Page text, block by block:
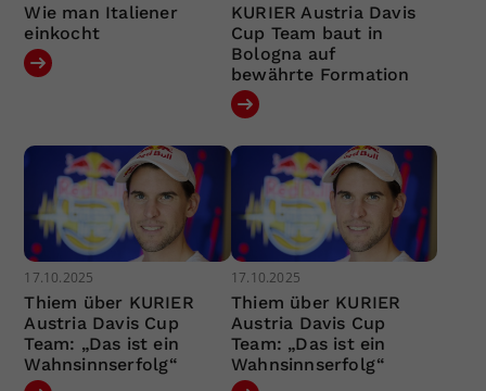
Wie man Italiener
einkocht
KURIER Austria Davis
Cup Team baut in
Bologna auf
bewährte Formation
17.10.2025
Thiem über KURIER
Austria Davis Cup
Team: „Das ist ein
Wahnsinnserfolg“
17.10.2025
Thiem über KURIER
Austria Davis Cup
Team: „Das ist ein
Wahnsinnserfolg“